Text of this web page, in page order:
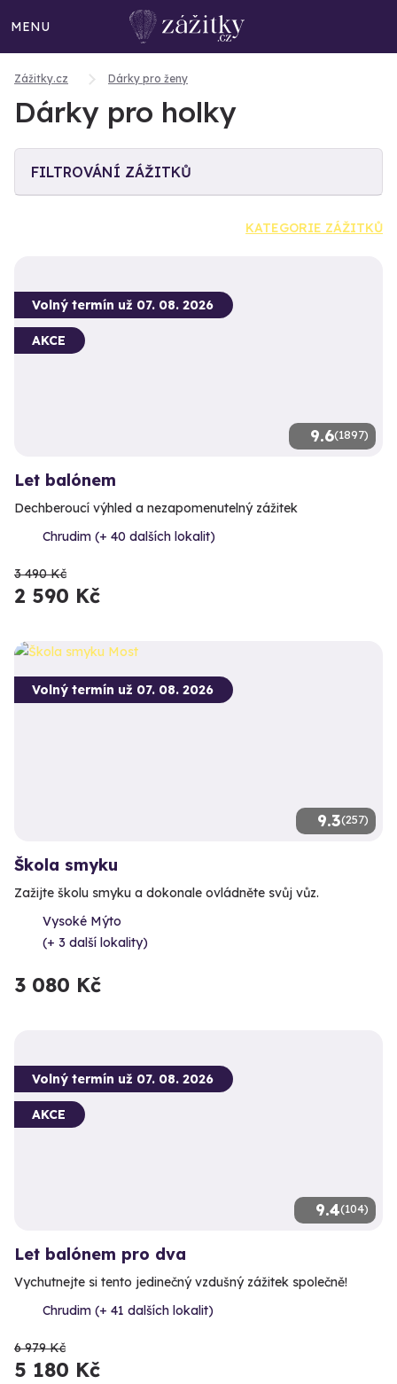
MENU
Zážitky.cz Dárky pro ženy
Dárky pro holky
FILTROVÁNÍ ZÁŽITKŮ
KATEGORIE ZÁŽITKŮ
9.6(1897)
Volný termín už 07. 08. 2026
AKCE
Let balónem
Dechberoucí výhled a nezapomenutelný zážitek
Chrudim (+ 40 dalších lokalit)
3 490 Kč
2 590 Kč
9.3(257)
Volný termín už 07. 08. 2026
Škola smyku
Zažijte školu smyku a dokonale ovládněte svůj vůz.
Vysoké Mýto
(+ 3 další lokality)
3 080 Kč
9.4(104)
Volný termín už 07. 08. 2026
AKCE
Let balónem pro dva
Vychutnejte si tento jedinečný vzdušný zážitek společně!
Chrudim (+ 41 dalších lokalit)
6 979 Kč
5 180 Kč